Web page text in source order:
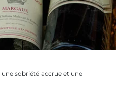
une sobriété accrue et une